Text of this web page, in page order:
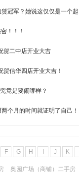
赁冠军？她说这仅仅是一个
！！！
贺二中店开业大吉
信华四店开业大吉！
竟是要闹哪样？
个月的时间就证明了自己！
F G H J K
奥园广场（商铺）二手房